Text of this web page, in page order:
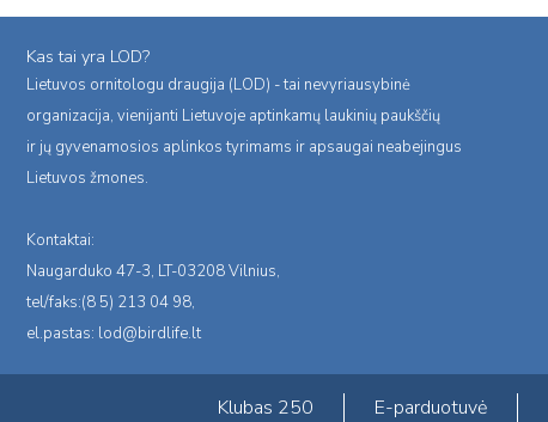
Kas tai yra LOD?
Lietuvos ornitologu draugija (LOD) - tai nevyriausybinė
organizacija, vienijanti Lietuvoje aptinkamų laukinių paukščių
ir jų gyvenamosios aplinkos tyrimams ir apsaugai neabejingus
Lietuvos žmones.
Kontaktai:
Naugarduko 47-3, LT-03208 Vilnius,
tel/faks:(8 5) 213 04 98,
el.pastas: lod@birdlife.lt
Klubas 250 E-parduotuvė